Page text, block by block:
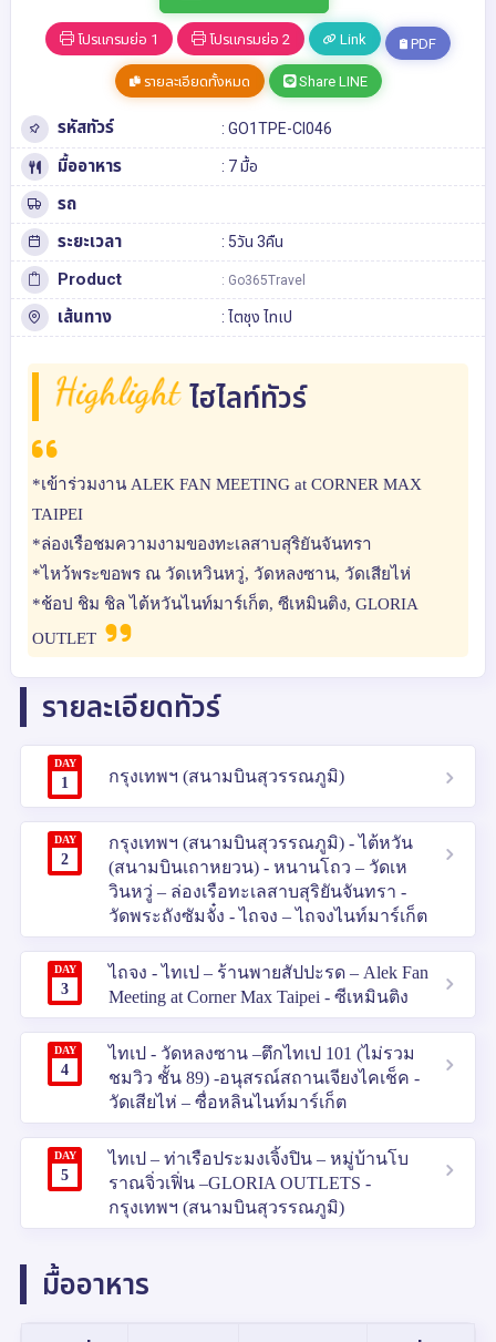
โปรแกรมย่อ 1 โปรแกรมย่อ 2 Link PDF
รายละเอียดทั้งหมด Share LINE
รหัสทัวร์ : GO1TPE-CI046
มื้ออาหาร : 7 มื้อ
รถ
ระยะเวลา
: 5วัน 3คืน
Product : Go365Travel
เส้นทาง : ไตชุง ไทเป
Highlight ไฮไลท์ทัวร์
*เข้าร่วมงาน ALEK FAN MEETING at CORNER MAX
TAIPEI
*ล่องเรือชมความงามของทะเลสาบสุริยันจันทรา
*ไหว้พระขอพร ณ วัดเหวินหวู่, วัดหลงซาน, วัดเสียไห่
*ช้อป ชิม ชิล ไต้หวันไนท์มาร์เก็ต, ซีเหมินติง, GLORIA
OUTLET
รายละเอียดทัวร์
DAY
1 กรุงเทพฯ (สนามบินสุวรรณภูมิ)
DAY
2
กรุงเทพฯ (สนามบินสุวรรณภูมิ) - ไต้หวัน
(สนามบินเถาหยวน) - หนานโถว – วัดเห
วินหวู่ – ล่องเรือทะเลสาบสุริยันจันทรา -
วัดพระถังซัมจั๋ง - ไถจง – ไถจงไนท์มาร์เก็ต
DAY
3
ไถจง - ไทเป – ร้านพายสัปปะรด – Alek Fan
Meeting at Corner Max Taipei - ซีเหมินติง
DAY
4
ไทเป - วัดหลงซาน –ตึกไทเป 101 (ไม่รวม
ชมวิว ชั้น 89) -อนุสรณ์สถานเจียงไคเช็ค -
วัดเสียไห่ – ซื่อหลินไนท์มาร์เก็ต
DAY
5
ไทเป – ท่าเรือประมงเจิ้งปิน – หมู่บ้านโบ
ราณจิ่วเฟิ่น –GLORIA OUTLETS -
กรุงเทพฯ (สนามบินสุวรรณภูมิ)
มื้ออาหาร